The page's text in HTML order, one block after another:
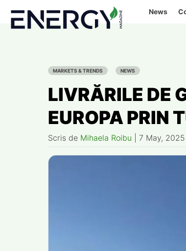
content
News
MARKETS & TRENDS NEWS
LIVRĂRILE DE
EUROPA PRIN
Scris de Mihaela Roibu 7 May, 2025